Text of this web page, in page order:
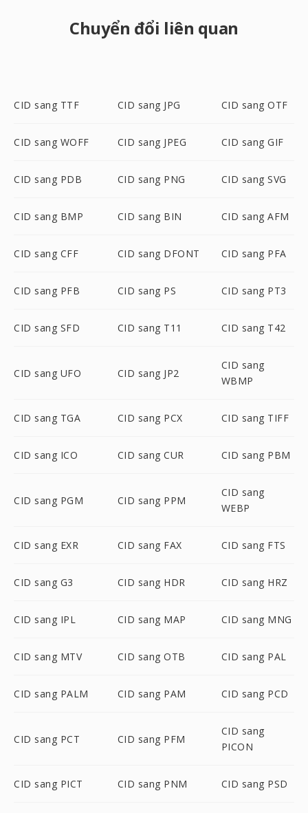
Chuyển đổi liên quan
CID sang TTF CID sang JPG CID sang OTF
CID sang WOFF CID sang JPEG CID sang GIF
CID sang PDB CID sang PNG CID sang SVG
CID sang BMP CID sang BIN CID sang AFM
CID sang CFF CID sang DFONT CID sang PFA
CID sang PFB CID sang PS CID sang PT3
CID sang SFD CID sang T11 CID sang T42
CID sang UFO CID sang JP2
CID sang
WBMP
CID sang TGA CID sang PCX CID sang TIFF
CID sang ICO CID sang CUR CID sang PBM
CID sang PGM CID sang PPM
CID sang
WEBP
CID sang EXR CID sang FAX CID sang FTS
CID sang G3 CID sang HDR CID sang HRZ
CID sang IPL CID sang MAP CID sang MNG
CID sang MTV CID sang OTB CID sang PAL
CID sang PALM CID sang PAM CID sang PCD
CID sang PCT CID sang PFM
CID sang
PICON
CID sang PICT CID sang PNM CID sang PSD